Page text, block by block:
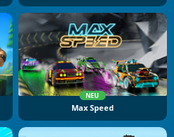
NEU
Max Speed